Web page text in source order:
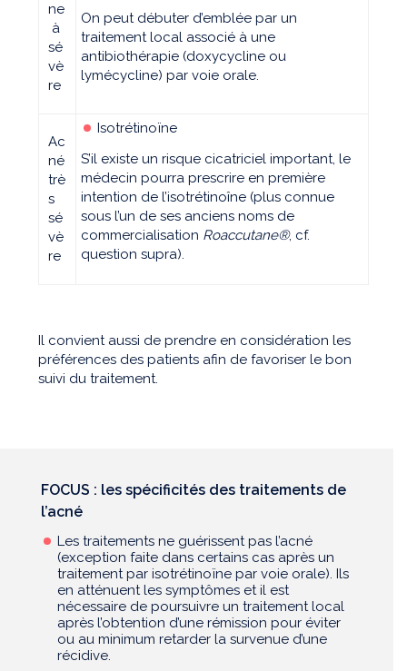
ne
à
sé
vè
re
On peut débuter d’emblée par un
traitement local associé à une
antibiothérapie (doxycycline ou
lymécycline) par voie orale.
Ac
né
trè
s
sé
vè
re
Isotrétinoïne
S’il existe un risque cicatriciel important, le
médecin pourra prescrire en première
intention de l’isotrétinoîne (plus connue
sous l’un de ses anciens noms de
commercialisation Roaccutane®, cf.
question supra).
Il convient aussi de prendre en considération les
préférences des patients afin de favoriser le bon
suivi du traitement.
FOCUS : les spécificités des traitements de
l’acné
Les traitements ne guérissent pas l’acné
(exception faite dans certains cas après un
traitement par isotrétinoïne par voie orale). Ils
en atténuent les symptômes et il est
nécessaire de poursuivre un traitement local
après l’obtention d’une rémission pour éviter
ou au minimum retarder la survenue d’une
récidive.